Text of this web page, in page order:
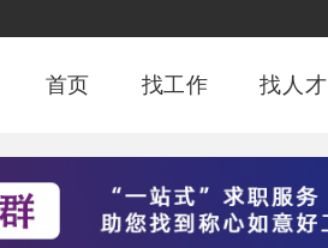
首页 找工作 找人才